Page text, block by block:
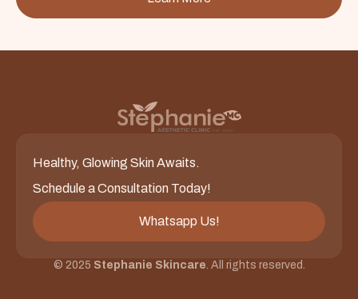
Healthy, Glowing Skin Awaits.
Schedule a Consultation Today!
Whatsapp Us!
© 2025 Stephanie Skincare . All rights reserved.